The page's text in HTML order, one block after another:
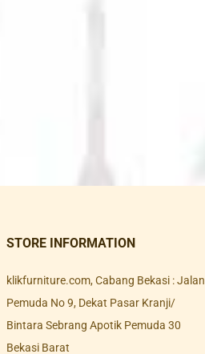
STORE INFORMATION
klikfurniture.com, Cabang Bekasi : Jalan
Pemuda No 9, Dekat Pasar Kranji/
Bintara Sebrang Apotik Pemuda 30
Bekasi Barat